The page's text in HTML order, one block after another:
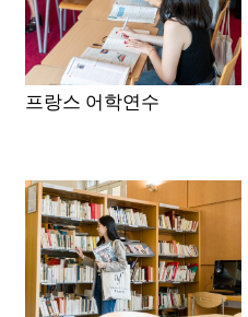
프랑스 어학연수